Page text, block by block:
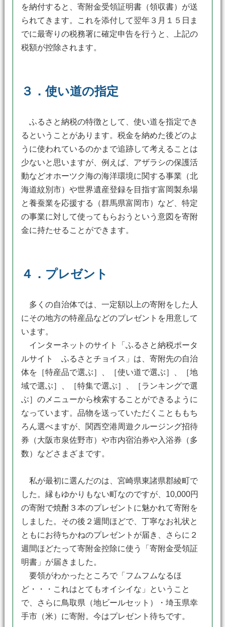
を納付すると、寄附金受領証明書（領収書）が送
られてきます。これを添付して翌年３月１５日ま
でに最寄りの税務署に確定申告を行うと、上記の
税額が控除されます。
３．使い道の指定
ふるさと納税の特徴として、使い道を指定でき
るということがあります。税金を納めた後どのよ
うに使われているのかまで追跡して考えることは
少ないと思いますが、例えば、アザラシの保護活
動などオホーツク海の海洋環境に関する事業（北
海道紋別市）や世界遺産登録を目指す富岡製糸場
と養蚕業を応援する（群馬県富岡市）など、特定
の事業に対して使ってもらおうという意図を寄附
金に持たせることができます。
４．プレゼント
多くの自治体では、一定額以上の寄附をした人
にその地方の特産品などのプレゼントを用意して
います。
インターネットのサイト「ふるさと納税ポータ
ルサイト ふるさとチョイス」は、寄附先の自治
体を［特産品で選ぶ］、［使い道で選ぶ］、［地
域で選ぶ］、［特集で選ぶ］、［ランキングで選
ぶ］のメニューから検索することができるように
なっています。品物を送っていただくことももち
ろん選べますが、関西空港周遊クルージング招待
券（大阪市泉佐野市）や市内宿泊券や入浴券（多
数）などさまざまです。
私が最初に選んだのは、宮崎県東諸県郡綾町で
した。縁もゆかりもない町なのですが、10,000円
の寄附で焼酎３本のプレゼントに魅かれて寄附を
しました。その後２週間ほどで、丁寧なお礼状と
ともにお待ちかねのプレゼントが届き、さらに２
週間ほどたって寄附金控除に使う「寄附金受領証
明書」が届きました。
要領がわかったところで「フムフムなるほ
ど・・・これはとてもオイシイな」ということ
で、さらに鳥取県（地ビールセット）・埼玉県幸
手市（米）に寄附。今はプレゼント待ちです。